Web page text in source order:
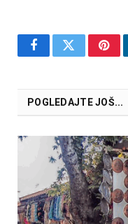
FacebookTwitter
POGLEDAJTE JOŠ...